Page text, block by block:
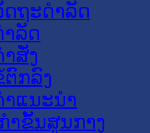
ດຖະດໍາລັດ
າລັດ
າສັ່ງ
ຕົກລົງ
າແນະນໍາ
າຂັ້ນສູນກາງ